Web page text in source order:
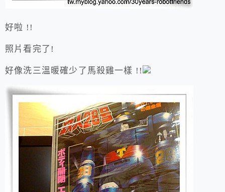
好啦 !!
照片看完了!
好像洗三溫暖確少了馬殺雞一樣 !!